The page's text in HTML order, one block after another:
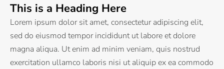
This is a Heading Here
Lorem ipsum dolor sit amet, consectetur adipiscing elit,
sed do eiusmod tempor incididunt ut labore et dolore
magna aliqua. Ut enim ad minim veniam, quis nostrud
exercitation ullamco laboris nisi ut aliquip ex ea commodo